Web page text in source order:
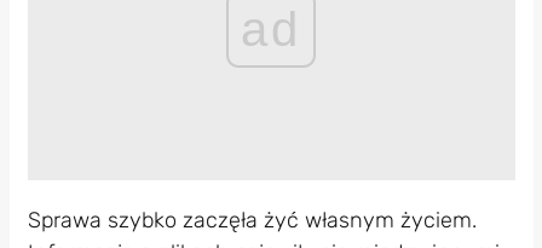
ad
Sprawa szybko zaczęła żyć własnym życiem.